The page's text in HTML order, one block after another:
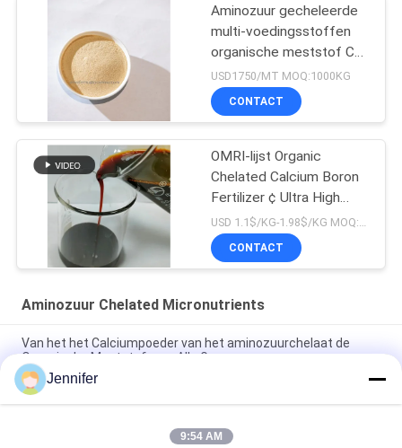
Aminozuur gecheleerde
multi-voedingsstoffen
organische meststof Ca
Mg Fe Zn Mn Cu B Mo
USD1750/MT MOQ:1000KG
CONTACT
OMRI-lijst Organic
Chelated Calcium Boron
Fertilizer ¢ Ultra High
Absorption voor premium
gewassen
USD 1.1$/KG-1.98$/KG MOQ:1 MT
CONTACT
Aminozuur Chelated Micronutrients
Van het het Calciumpoeder van het aminozuurchelaat de
Organische Meststof voor Alle Gewassen
Aminozuurchelaat Mangaan Meststof Landbouw Bevordert
zaadontkieming
Micro- van het aminozuurchelaat Elementen 15% voor het
Jennifer
9:54 AM